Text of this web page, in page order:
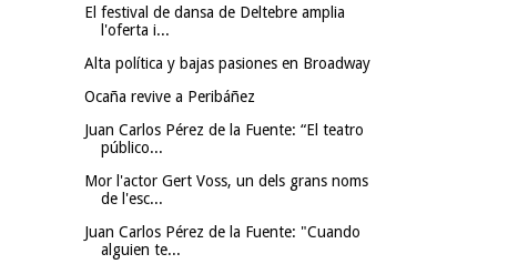
El festival de dansa de Deltebre amplia
l'oferta i...
Alta política y bajas pasiones en Broadway
Ocaña revive a Peribáñez
Juan Carlos Pérez de la Fuente: “El teatro
público...
Mor l'actor Gert Voss, un dels grans noms
de l'esc...
Juan Carlos Pérez de la Fuente: "Cuando
alguien te...